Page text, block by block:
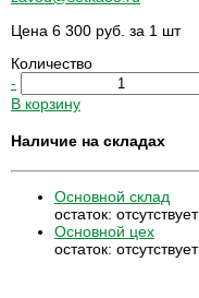
Цена 6 300 руб. за 1 шт
Количество
-
В корзину
Наличие на складах
Основной склад
остаток: отсутствует
Основной цех
остаток: отсутствует